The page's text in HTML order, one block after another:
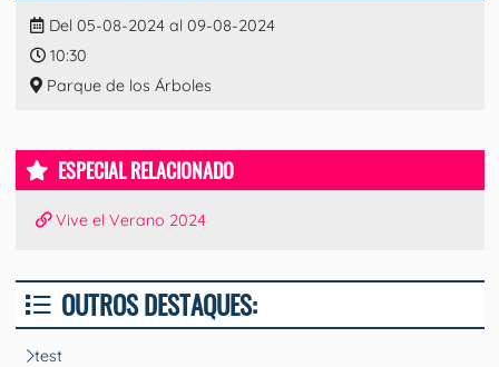
Del 05-08-2024 al 09-08-2024
10:30
Parque de los Árboles
ESPECIAL RELACIONADO
Vive el Verano 2024
OUTROS DESTAQUES:
test